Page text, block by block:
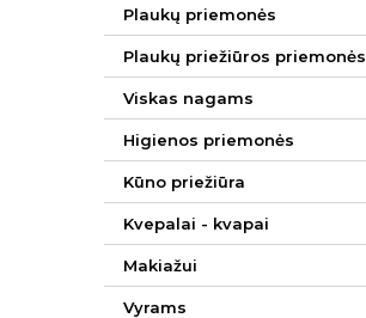
Plaukų priemonės
Plaukų priežiūros priemonės
Viskas nagams
Higienos priemonės
Kūno priežiūra
Kvepalai - kvapai
Makiažui
Vyrams